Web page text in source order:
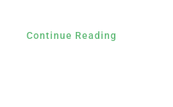
Continue Reading